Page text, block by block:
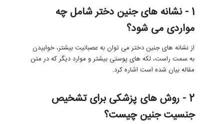
1 - نشانه های جنین دختر شامل چه
مواردی می شود؟
از نشانه های جنین دختر می توان به عصبانیت بیشتر، خوابیدن
به سمت راست، لکه های پوستی بیشتر و موارد دیگر که در متن
مقاله بیان شده است اشاره کرد.
2 - روش های پزشکی برای تشخیص
جنسیت جنین چیست؟